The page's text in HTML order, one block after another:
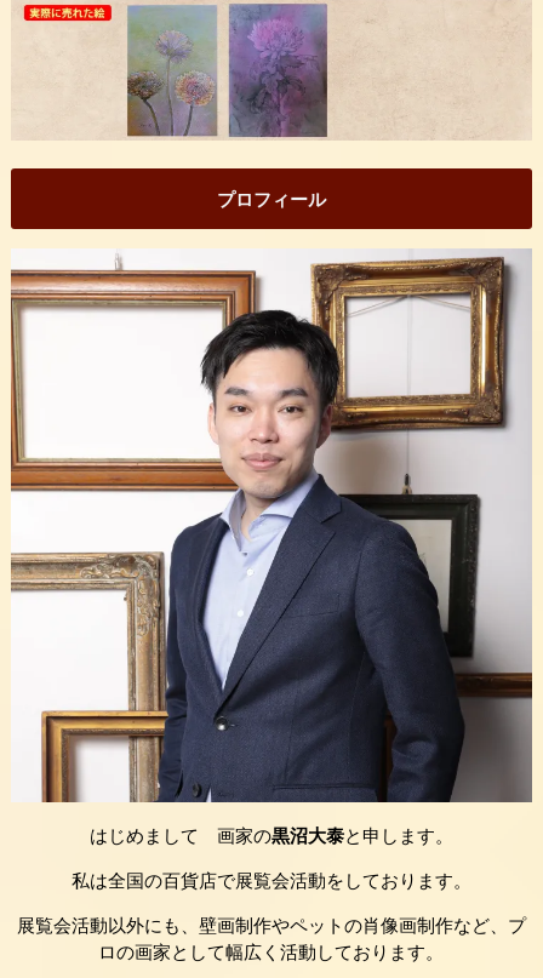
プロフィール
はじめまして 画家の黒沼大泰と申します。
私は全国の百貨店で展覧会活動をしております。
展覧会活動以外にも、壁画制作やペットの肖像画制作など、プ
ロの画家として幅広く活動しております。